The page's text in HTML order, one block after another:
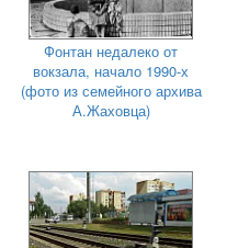
Фонтан недалеко от
вокзала, начало 1990-х
(фото из семейного архива
А.Жаховца)